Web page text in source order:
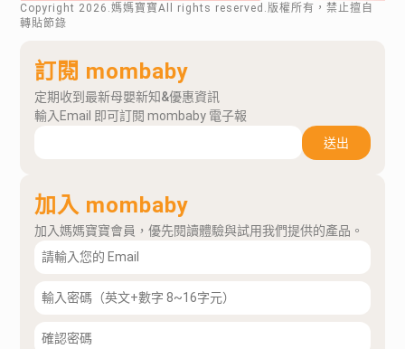
Copyright 2026 .媽媽寶寶All rights reserved.版權所有，禁止擅自
轉貼節錄
訂閱 mombaby
定期收到最新母嬰新知&優惠資訊
輸入Email 即可訂閱 mombaby 電子報
送出
加入 mombaby
加入媽媽寶寶會員，優先閱讀體驗與試用我們提供的產品。